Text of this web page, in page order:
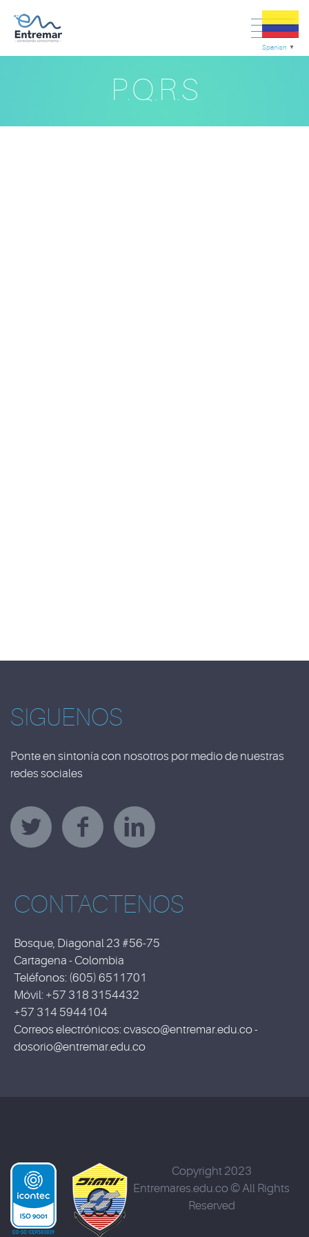
P.Q.R.S
SIGUENOS
Ponte en sintonía con nosotros por medio de nuestras
redes sociales
CONTACTENOS
Bosque, Diagonal 23 #56-75
Cartagena - Colombia
Teléfonos: (605) 6511701
Móvil: +57 318 3154432
+57 314 5944104
Correos electrónicos: cvasco@entremar.edu.co -
dosorio@entremar.edu.co
Copyright 2023
Entremares.edu.co © All Rights
Reserved
Spanish ▼